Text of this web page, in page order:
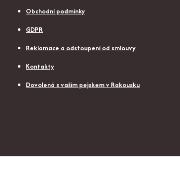
Obchodní podmínky
GDPR
Reklamace a odstoupení od smlouvy
Kontakty
Dovolená s vaším pejskem v Rakousku